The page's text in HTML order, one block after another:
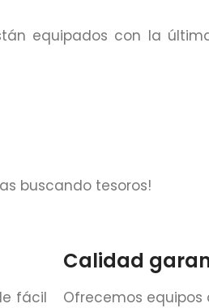
equipados con la
buscando tesoros!
fácil
Calidad
Ofrecemos